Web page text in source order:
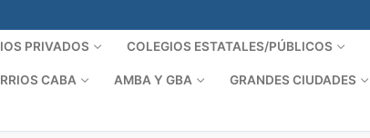
PRIVADOS COLEGIOS ESTATALES/PÚBLICOS
CABA AMBA Y GBA GRANDES CIUDADES